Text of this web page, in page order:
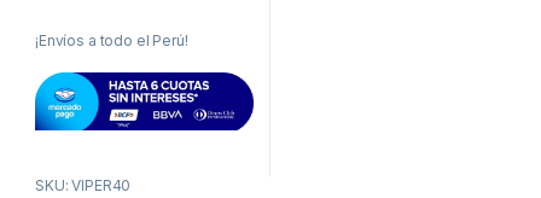
u
a
d
e
5
¡Envíos a todo el Perú!
SKU: VIPER40